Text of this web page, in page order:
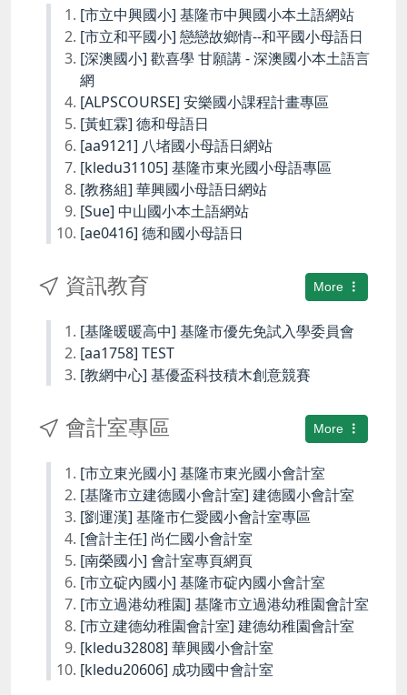
[市立中興國小] 基隆市中興國小本土語網站
[市立和平國小] 戀戀故鄉情--和平國小母語日
[深澳國小] 歡喜學 甘願講 - 深澳國小本土語言
網
[ALPSCOURSE] 安樂國小課程計畫專區
[黃虹霖] 德和母語日
[aa9121] 八堵國小母語日網站
[kledu31105] 基隆市東光國小母語專區
[教務組] 華興國小母語日網站
[Sue] 中山國小本土語網站
[ae0416] 德和國小母語日
More
資訊教育
[基隆暖暖高中] 基隆市優先免試入學委員會
[aa1758] TEST
[教網中心] 基優盃科技積木創意競賽
More
會計室專區
[市立東光國小] 基隆市東光國小會計室
[基隆市立建德國小會計室] 建德國小會計室
[劉運漢] 基隆市仁愛國小會計室專區
[會計主任] 尚仁國小會計室
[南榮國小] 會計室專頁網頁
[市立碇內國小] 基隆市碇內國小會計室
[市立過港幼稚園] 基隆市立過港幼稚園會計室
[市立建德幼稚園會計室] 建德幼稚園會計室
[kledu32808] 華興國小會計室
[kledu20606] 成功國中會計室